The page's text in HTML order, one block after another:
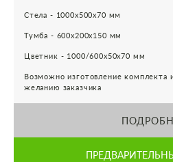
Стела - 1000х500х70 мм
Тумба - 600х200х150 мм
Цветник - 1000/600х50х70 мм
Возможно изготовление комплекта
желанию заказчика